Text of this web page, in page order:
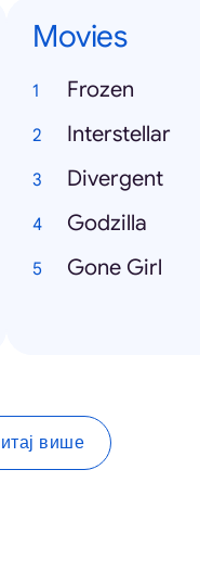
Movies
Frozen
Interstellar
Divergent
Godzilla
Gone Girl
више